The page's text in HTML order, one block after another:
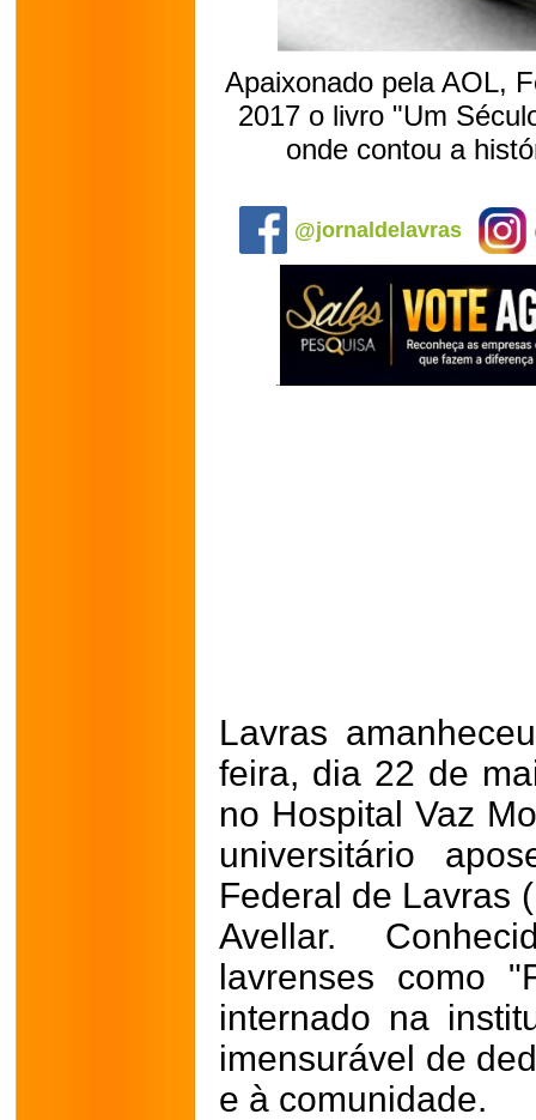
Apaixonado pela AOL,
2017 o livro "Um
onde contou a
@jornaldelavras
Lavras
feira, dia 22 de
no Hospital Vaz
universitário
Federal de Lavras
Avellar.
lavrenses como
internado na
imensurável de
e à comunidade.